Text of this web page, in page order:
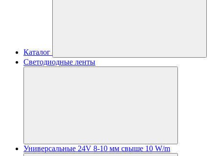
Каталог
Светодиодные ленты
Универсальные 24V 8-10 мм свыше 10 W/m